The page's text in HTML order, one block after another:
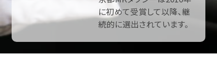
に初めて受賞して以降、継
続的に選出されています。